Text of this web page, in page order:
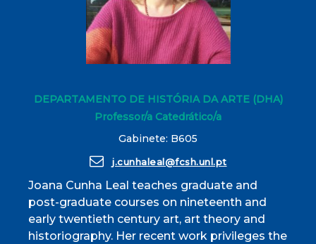
DEPARTAMENTO DE HISTÓRIA DA ARTE (DHA)
Professor/a Catedrático/a
Gabinete: B605
j.cunhaleal@fcsh.unl.pt
Joana Cunha Leal teaches graduate and
post-graduate courses on nineteenth and
early twentieth century art, art theory and
historiography. Her recent work privileges the